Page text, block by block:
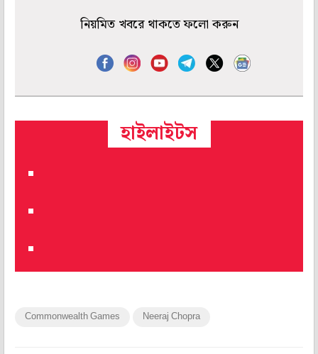
নিয়মিত খবরে থাকতে ফলো করুন
হাইলাইটস
Commonwealth Games Neeraj Chopra